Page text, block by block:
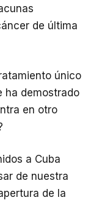
de última
único
ha demostrado
en otro
a Cuba
de nuestra
de la